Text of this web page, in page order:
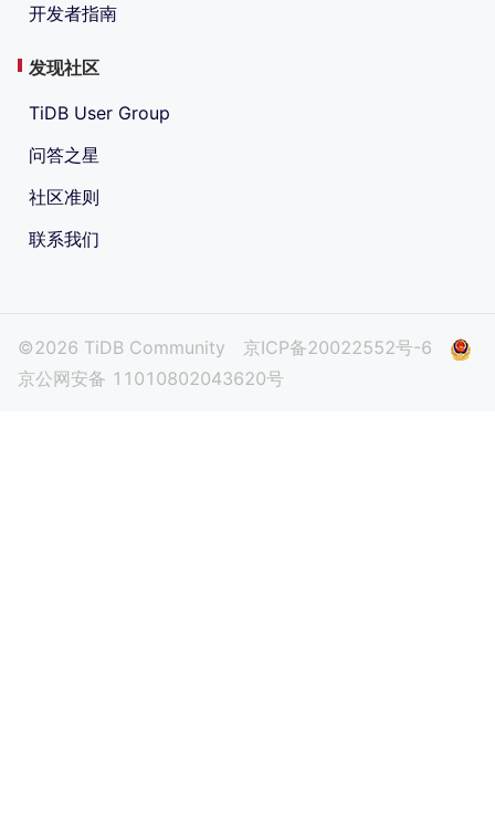
开发者指南
发现社区
TiDB User Group
问答之星
社区准则
联系我们
©2026 TiDB Community
京ICP备20022552号-6
京公网安备 11010802043620号